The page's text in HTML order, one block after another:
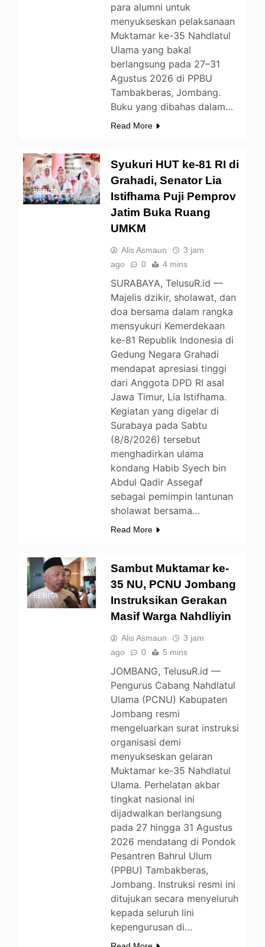
para alumni untuk
menyukseskan pelaksanaan
Muktamar ke-35 Nahdlatul
Ulama yang bakal
berlangsung pada 27–31
Agustus 2026 di PPBU
Tambakberas, Jombang.
Buku yang dibahas dalam…
Read More
BERITA
Syukuri HUT ke-81 RI di
Grahadi, Senator Lia
Istifhama Puji Pemprov
Jatim Buka Ruang
UMKM
Alis Asmaun
3 jam
ago
0 4 mins
SURABAYA, TelusuR.id —
Majelis dzikir, sholawat, dan
doa bersama dalam rangka
mensyukuri Kemerdekaan
ke-81 Republik Indonesia di
Gedung Negara Grahadi
mendapat apresiasi tinggi
dari Anggota DPD RI asal
Jawa Timur, Lia Istifhama.
Kegiatan yang digelar di
Surabaya pada Sabtu
(8/8/2026) tersebut
menghadirkan ulama
kondang Habib Syech bin
Abdul Qadir Assegaf
sebagai pemimpin lantunan
sholawat bersama…
Read More
BERITA
Sambut Muktamar ke-
35 NU, PCNU Jombang
Instruksikan Gerakan
Masif Warga Nahdliyin
Alis Asmaun
3 jam
ago
0 5 mins
JOMBANG, TelusuR.id —
Pengurus Cabang Nahdlatul
Ulama (PCNU) Kabupaten
Jombang resmi
mengeluarkan surat instruksi
organisasi demi
menyukseskan gelaran
Muktamar ke-35 Nahdlatul
Ulama. Perhelatan akbar
tingkat nasional ini
dijadwalkan berlangsung
pada 27 hingga 31 Agustus
2026 mendatang di Pondok
Pesantren Bahrul Ulum
(PPBU) Tambakberas,
Jombang. Instruksi resmi ini
ditujukan secara menyeluruh
kepada seluruh lini
kepengurusan di…